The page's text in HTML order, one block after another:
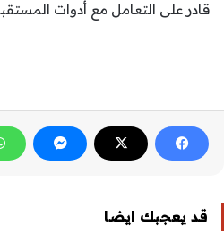
قادر على التعامل مع أدوات
قد يعجبك ايضا